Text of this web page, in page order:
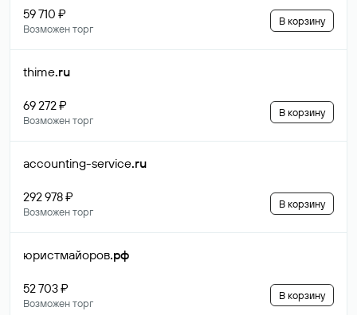
59 710 ₽
Возможен торг
В корзину
thime.ru
69 272 ₽
Возможен торг
В корзину
accounting-service.ru
292 978 ₽
Возможен торг
В корзину
юристмайоров.рф
52 703 ₽
Возможен торг
В корзину